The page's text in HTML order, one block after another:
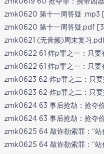
zmk0619 60 抢夺罪：携带凶
zmk0620 第十一周答疑 .mp3
zmk0620 第十一周答疑.pdf
zmk0621 (无音频)周末复习
zmk0622 61 炸p罪之一：只要
zmk0622 61 炸p罪之一：只要
zmk0623 62 炸p罪之二：只要
zmk0623 62 炸p罪之二：只要
zmk0624 63 事后抢劫：抢夺
zmk0624 63 事后抢劫：抢夺
zmk0625 64 敲诈勒索罪：“站
zmk0625 64 敲诈勒索罪：“站